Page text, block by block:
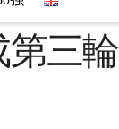
三輪